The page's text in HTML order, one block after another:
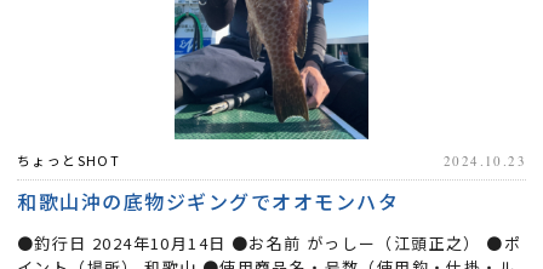
ちょっとSHOT 2024.10.23
和歌山沖の底物ジギングでオオモンハタ
●釣行日 2024年10月14日 ●お名前 がっしー（江頭正之） ●ポ